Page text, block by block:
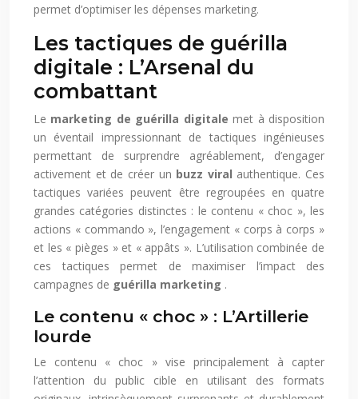
permet d’optimiser les dépenses marketing.
Les tactiques de guérilla
digitale : L’Arsenal du
combattant
Le marketing de guérilla digitalemet à disposition
un éventail impressionnant de tactiques ingénieuses
permettant de surprendre agréablement, d’engager
activement et de créer un buzz viral authentique. Ces
tactiques variées peuvent être regroupées en quatre
grandes catégories distinctes : le contenu « choc », les
actions « commando », l’engagement « corps à corps »
et les « pièges » et « appâts ». L’utilisation combinée de
ces tactiques permet de maximiser l’impact des
campagnes de guérilla marketing .
Le contenu « choc » : L’Artillerie
lourde
Le contenu « choc » vise principalement à capter
l’attention du public cible en utilisant des formats